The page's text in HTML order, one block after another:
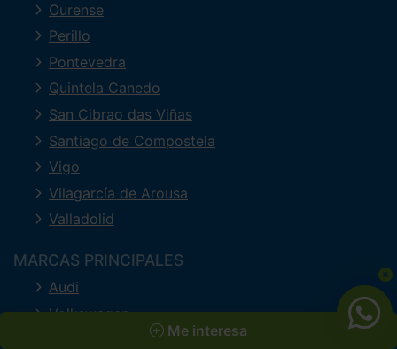
Me interesa
Ourense
Perillo
Pontevedra
Quintela Canedo
San Cibrao das Viñas
Santiago de Compostela
Vigo
Vilagarcía de Arousa
Valladolid
MARCAS PRINCIPALES
Audi
Volkswagen
Mercedes-Benz